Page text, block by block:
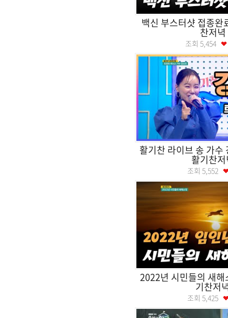
백신 부스터샷 접종완
찬저녁
조회 5,454
활기찬 라이브 송 가수
활기찬
조회 5,552
2022년 시민들의 새
기찬저
조회 5,425